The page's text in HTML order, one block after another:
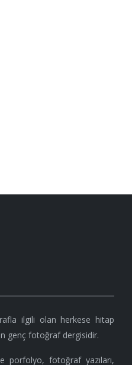
ilgili olan herkese hitap
genç fotoğraf dergisidir.
porfolyo, fotoğraf yazıları,